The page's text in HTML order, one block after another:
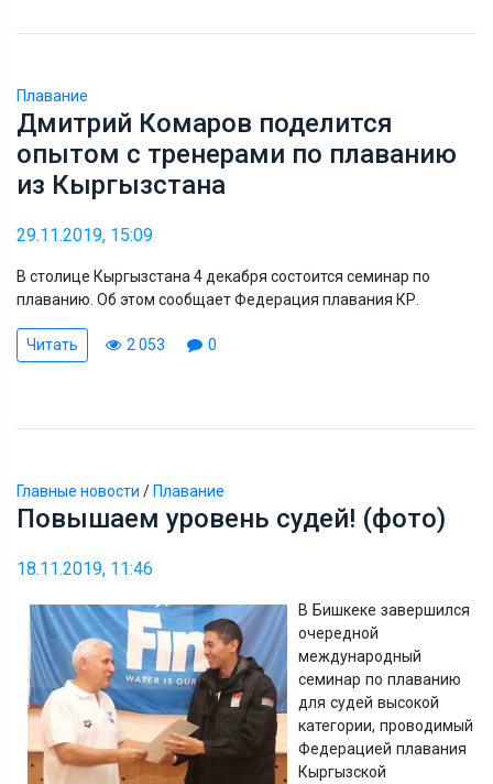
Плавание
Дмитрий Комаров поделится
опытом с тренерами по плаванию
из Кыргызстана
29.11.2019, 15:09
В столице Кыргызстана 4 декабря состоится семинар по
плаванию. Об этом сообщает Федерация плавания КР.
Читать 2 053 0
Главные новости /Плавание
Повышаем уровень судей! (фото)
18.11.2019, 11:46
В Бишкеке завершился
очередной
международный
семинар по плаванию
для судей высокой
категории, проводимый
Федерацией плавания
Кыргызской